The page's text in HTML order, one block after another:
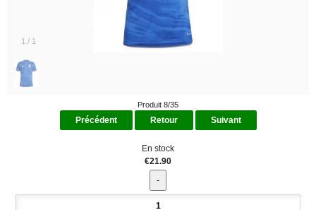
1 / 1
Produit 8/35
Précédent Retour Suivant
En stock
€21.90